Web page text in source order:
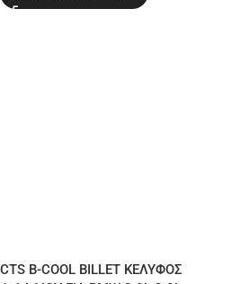
CTS B-COOL BILLET ΚΕΛΥΦΟΣ